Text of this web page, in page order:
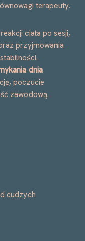
terapeuty.
ciała po sesji,
przyjmowania
dnia
poczucie
zawodową.
cudzych